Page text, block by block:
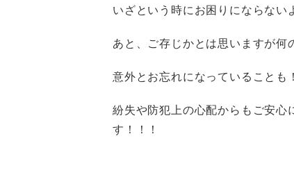
いざという時にお困りにならない
あと、ご存じかとは思いますが何
意外とお忘れになっていることも！
紛失や防犯上の心配からもご安心
す！！！